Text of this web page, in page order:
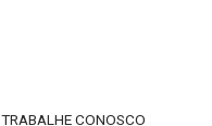
TRABALHE CONOSCO